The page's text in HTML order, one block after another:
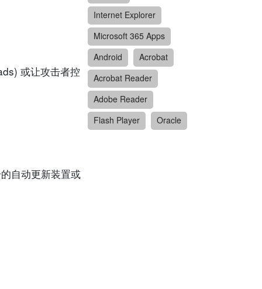
或让攻击者控
自动更新装置或
Internet Explorer
Microsoft 365 Apps
Android
Acrobat
Acrobat Reader
Adobe Reader
Flash Player
Oracle